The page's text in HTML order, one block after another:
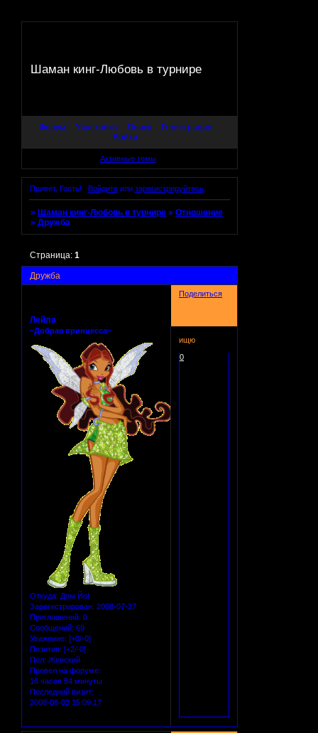
Шаман кинг-Любовь в турнире
Форум Участники Поиск
Регистрация
Войти
Активные темы
Привет, Гость! Войдитеили зарегистрируйтесь.
»Шаман кинг-Любовь в турнире »Отношение
»Дружба
Дружба
Страница:1
Поделиться
Лейла
~Добрая принцесса~
Откуда: Дом Йо!
Зарегистрирован: 2008-07-27
Приглашений: 0
Сообщений: 69
Уважение: [+0/-0]
Позитив: [+2/-0]
Пол: Женский
Провел на форуме:
16 часов 54 минуты
Последний визит:
2008-08-02 15:09:17
ищю
0